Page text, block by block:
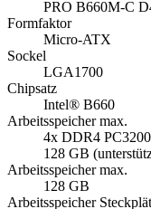
PRO B660M-C
Formfaktor
Micro-ATX
Sockel
LGA1700
Chipsatz
Intel® B660
Arbeitsspeicher max.
4x DDR4
128 GB
Arbeitsspeicher max.
128 GB
Arbeitsspeicher